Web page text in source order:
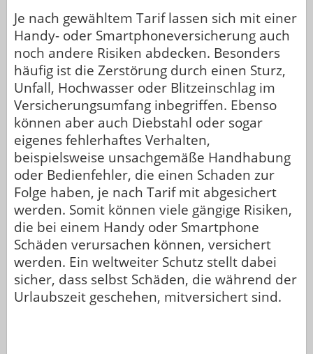
Je nach gewähltem Tarif lassen sich mit einer
Handy- oder Smartphoneversicherung auch
noch andere Risiken abdecken. Besonders
häufig ist die Zerstörung durch einen Sturz,
Unfall, Hochwasser oder Blitzeinschlag im
Versicherungsumfang inbegriffen. Ebenso
können aber auch Diebstahl oder sogar
eigenes fehlerhaftes Verhalten,
beispielsweise unsachgemäße Handhabung
oder Bedienfehler, die einen Schaden zur
Folge haben, je nach Tarif mit abgesichert
werden. Somit können viele gängige Risiken,
die bei einem Handy oder Smartphone
Schäden verursachen können, versichert
werden. Ein weltweiter Schutz stellt dabei
sicher, dass selbst Schäden, die während der
Urlaubszeit geschehen, mitversichert sind.